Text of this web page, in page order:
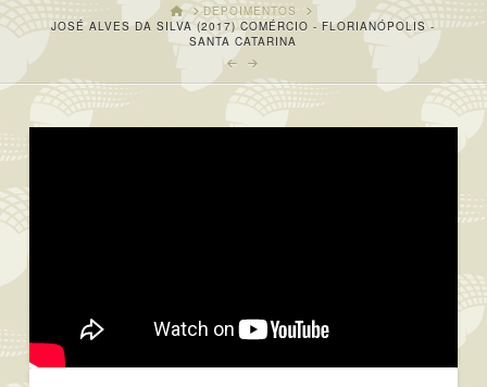
HOMEDEPOIMENTOS
JOSÉ ALVES DA SILVA (2017) COMÉRCIO - FLORIANÓPOLIS -
SANTA CATARINA